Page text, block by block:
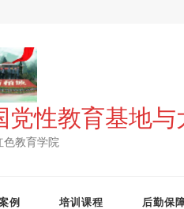
性教育基地
色教育学院
例 培训课程 后勤保